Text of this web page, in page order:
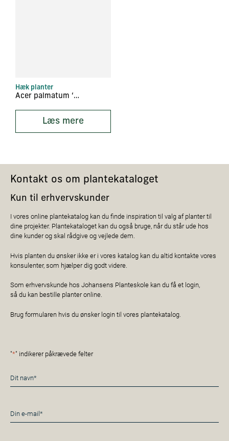
Hæk planter
Acer palmatum ‘Orange Dream’
Læs mere
Kontakt os om plantekataloget
Kun til erhvervskunder
I vores online plantekatalog kan du finde inspiration til valg af planter til
dine projekter. Plantekataloget kan du også bruge, når du står ude hos
dine kunder og skal rådgive og vejlede dem.
Hvis planten du ønsker ikke er i vores katalog kan du altid kontakte vores
konsulenter, som hjælper dig godt videre.
Som erhvervskunde hos Johansens Planteskole kan du få et login,
så du kan bestille planter online.
Brug formularen hvis du ønsker login til vores plantekatalog.
"*" indikerer påkrævede felter
Navn
*
E-
mail